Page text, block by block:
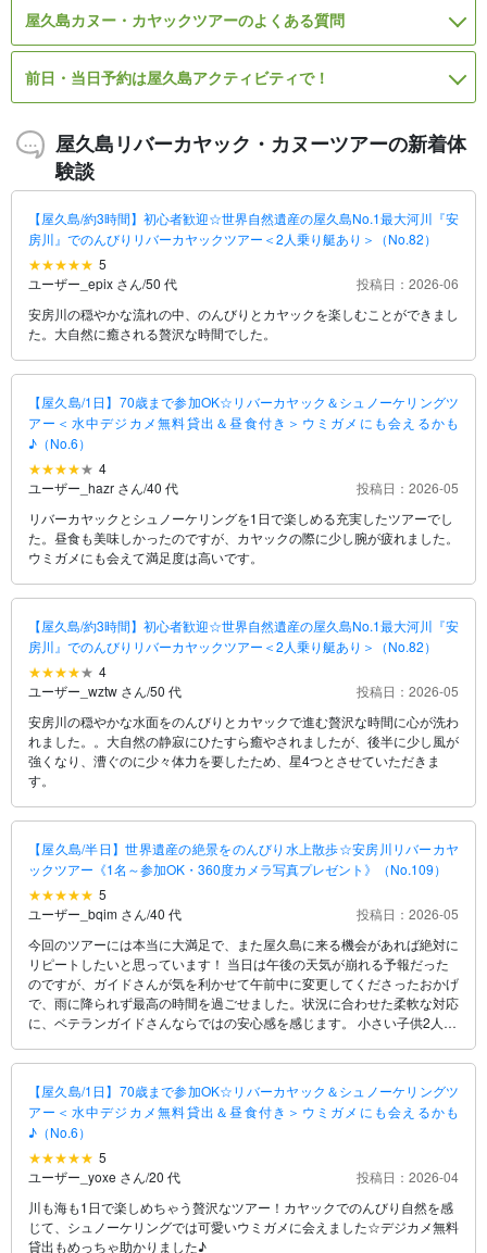
屋久島カヌー・カヤックツアーのよくある質問
前日・当日予約は屋久島アクティビティで！
屋久島リバーカヤック・カヌーツアーの新着体
験談
【屋久島/約3時間】初心者歓迎☆世界自然遺産の屋久島No.1最大河川『安
房川』でのんびりリバーカヤックツアー＜2人乗り艇あり＞（No.82）
5
ユーザー_epix さん/50 代
投稿日：2026-06
安房川の穏やかな流れの中、のんびりとカヤックを楽しむことができまし
た。大自然に癒される贅沢な時間でした。
【屋久島/1日】70歳まで参加OK☆リバーカヤック＆シュノーケリングツ
アー＜水中デジカメ無料貸出＆昼食付き＞ウミガメにも会えるかも
♪（No.6）
4
ユーザー_hazr さん/40 代
投稿日：2026-05
リバーカヤックとシュノーケリングを1日で楽しめる充実したツアーでし
た。昼食も美味しかったのですが、カヤックの際に少し腕が疲れました。
ウミガメにも会えて満足度は高いです。
【屋久島/約3時間】初心者歓迎☆世界自然遺産の屋久島No.1最大河川『安
房川』でのんびりリバーカヤックツアー＜2人乗り艇あり＞（No.82）
4
ユーザー_wztw さん/50 代
投稿日：2026-05
安房川の穏やかな水面をのんびりとカヤックで進む贅沢な時間に心が洗わ
れました。。大自然の静寂にひたすら癒やされましたが、後半に少し風が
強くなり、漕ぐのに少々体力を要したため、星4つとさせていただきま
す。
【屋久島/半日】世界遺産の絶景をのんびり水上散歩☆安房川リバーカヤ
ックツアー《1名～参加OK・360度カメラ写真プレゼント》（No.109）
5
ユーザー_bqim さん/40 代
投稿日：2026-05
今回のツアーには本当に大満足で、また屋久島に来る機会があれば絶対に
リピートしたいと思っています！ 当日は午後の天気が崩れる予報だった
のですが、ガイドさんが気を利かせて午前中に変更してくださったおかげ
で、雨に降られず最高の時間を過ごせました。状況に合わせた柔軟な対応
に、ベテランガイドさんならではの安心感を感じます。 小さい子供2人を
家族みんなで安心して楽しめたのが何より嬉しかったです。初心者でも分
で、大人も子供も興味津々でした。 休憩中に360度カメラで撮ってもらっ
た写真は、自分たちでは撮れない面白い仕上がりで、最高のお土産になり
ました！カヤックに揺られながら見上げる樹林の迫力は、本当に感動もの
です。ホスピタリティたっぷりの素敵なショップなので、家族連れや初め
ての方にも心からおすすめします！
【屋久島/1日】70歳まで参加OK☆リバーカヤック＆シュノーケリングツ
アー＜水中デジカメ無料貸出＆昼食付き＞ウミガメにも会えるかも
♪（No.6）
5
ユーザー_yoxe さん/20 代
投稿日：2026-04
川も海も1日で楽しめちゃう贅沢なツアー！カヤックでのんびり自然を感
じて、シュノーケリングでは可愛いウミガメに会えました☆デジカメ無料
貸出もめっちゃ助かりました♪